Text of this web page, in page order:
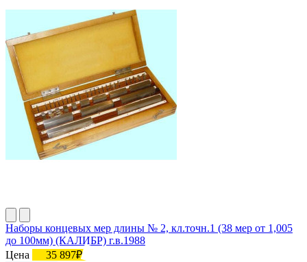
Наборы концевых мер длины № 2, кл.точн.1 (38 мер от 1,005
до 100мм) (КАЛИБР) г.в.1988
Цена
35 897₽